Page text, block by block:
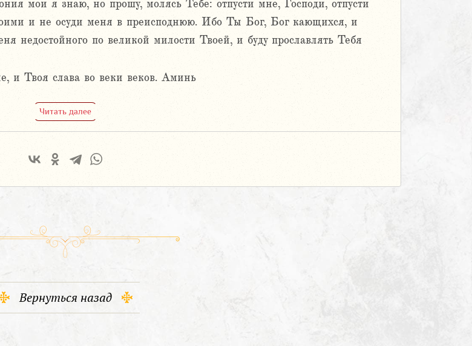
мои я знаю, но прошу, молясь Тебе: отпусти мне, Господи, отпусти
и не осуди меня в преисподнюю. Ибо Ты Бог, Бог кающихся, и
недостойного по великой милости Твоей, и буду прославлять Тебя
и Твоя слава во веки веков. Аминь
Читать далее
Вернуться назад